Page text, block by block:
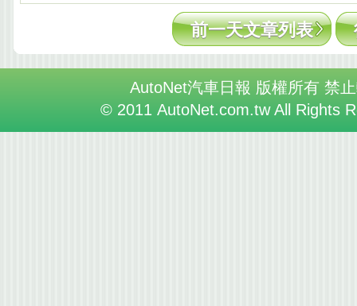
前一天文章列表
AutoNet汽車日報 版權所有 禁
© 2011 AutoNet.com.tw All Rights